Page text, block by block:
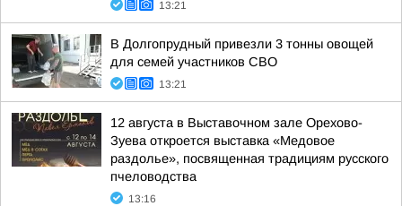
13:21
В Долгопрудный привезли 3 тонны овощей
для семей участников СВО
13:21
12 августа в Выставочном зале Орехово-
Зуева откроется выставка «Медовое
раздолье», посвященная традициям русского
пчеловодства
13:16